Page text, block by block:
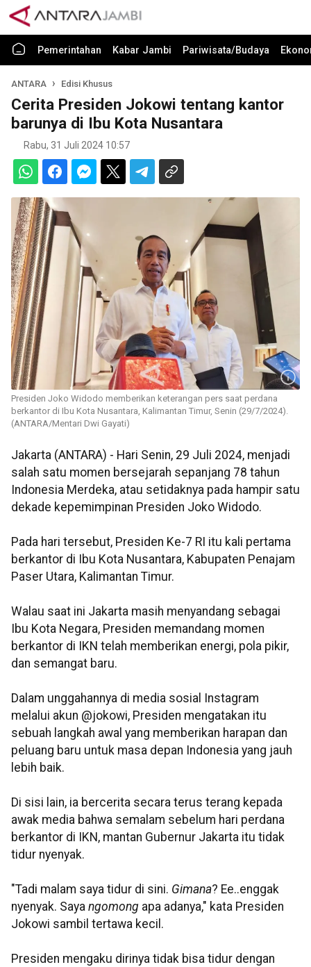
Pemerintahan Kabar Jambi Pariwisata/Budaya
ANTARA Edisi Khusus
Cerita Presiden Jokowi tentang kantor
barunya di Ibu Kota Nusantara
Rabu, 31 Juli 2024 10:57
Presiden Joko Widodo memberikan keterangan pers saat perdana
berkantor di Ibu Kota Nusantara, Kalimantan Timur, Senin (29/7/2024).
(ANTARA/Mentari Dwi Gayati)
Jakarta (ANTARA) - Hari Senin, 29 Juli 2024, menjadi
salah satu momen bersejarah sepanjang 78 tahun
Indonesia Merdeka, atau setidaknya pada hampir satu
dekade kepemimpinan Presiden Joko Widodo.
Pada hari tersebut, Presiden Ke-7 RI itu kali pertama
berkantor di Ibu Kota Nusantara, Kabupaten Penajam
Paser Utara, Kalimantan Timur.
Walau saat ini Jakarta masih menyandang sebagai
Ibu Kota Negara, Presiden memandang momen
berkantor di IKN telah memberikan energi, pola pikir,
dan semangat baru.
Dalam unggahannya di media sosial Instagram
melalui akun @jokowi, Presiden mengatakan itu
sebuah langkah awal yang memberikan harapan dan
peluang baru untuk masa depan Indonesia yang jauh
lebih baik.
Di sisi lain, ia bercerita secara terus terang kepada
awak media bahwa semalam sebelum hari perdana
berkantor di IKN, mantan Gubernur Jakarta itu tidak
tidur nyenyak.
"Tadi malam saya tidur di sini. Gimana? Ee..enggak
nyenyak. Saya ngomong apa adanya," kata Presiden
Jokowi sambil tertawa kecil.
Presiden mengaku dirinya tidak bisa tidur dengan